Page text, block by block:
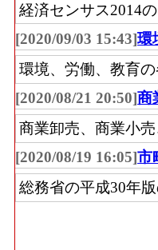
経済センサス2014
[2020/09/03 15:43]環
環境、労働、教育
[2020/08/21 20:50]商
商業卸売、商業小
[2020/08/19 16:05]市
総務省の平成30年